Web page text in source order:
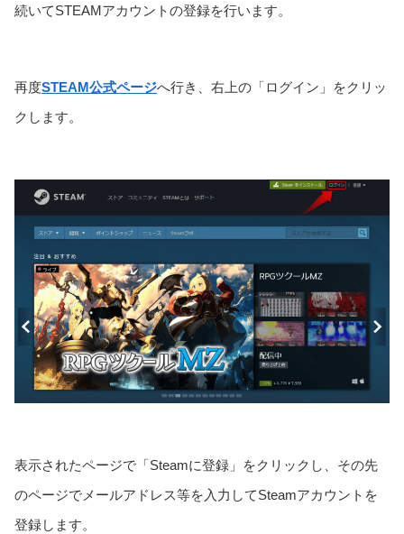
続いてSTEAMアカウントの登録を行います。
再度STEAM公式ページへ行き、右上の「ログイン」をクリッ
クします。
表示されたページで「Steamに登録」をクリックし、その先
のページでメールアドレス等を入力してSteamアカウントを
登録します。